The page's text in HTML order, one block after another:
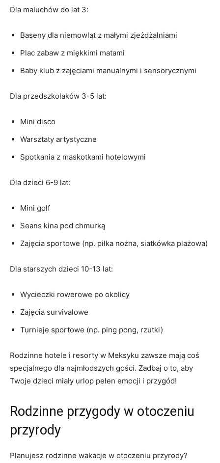
Dla maluchów do lat 3:
Baseny dla niemowląt z małymi zjeżdżalniami
Plac zabaw z miękkimi matami
Baby klub z zajęciami manualnymi i sensorycznymi
Dla przedszkolaków 3-5 lat:
Mini disco
Warsztaty artystyczne
Spotkania z maskotkami hotelowymi
Dla dzieci 6-9 lat:
Mini golf
Seans kina pod chmurką
Zajęcia sportowe (np. piłka nożna, siatkówka plażowa)
Dla starszych dzieci 10-13 lat:
Wycieczki rowerowe po okolicy
Zajęcia survivalowe
Turnieje sportowe (np. ping pong, rzutki)
Rodzinne hotele i resorty w Meksyku zawsze mają coś
specjalnego dla najmłodszych gości. Zadbaj o to, aby
Twoje dzieci miały urlop pełen emocji i przygód!
Rodzinne przygody w otoczeniu
przyrody
Planujesz rodzinne wakacje w otoczeniu przyrody?